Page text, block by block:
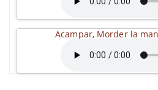
Acampar, Morder la